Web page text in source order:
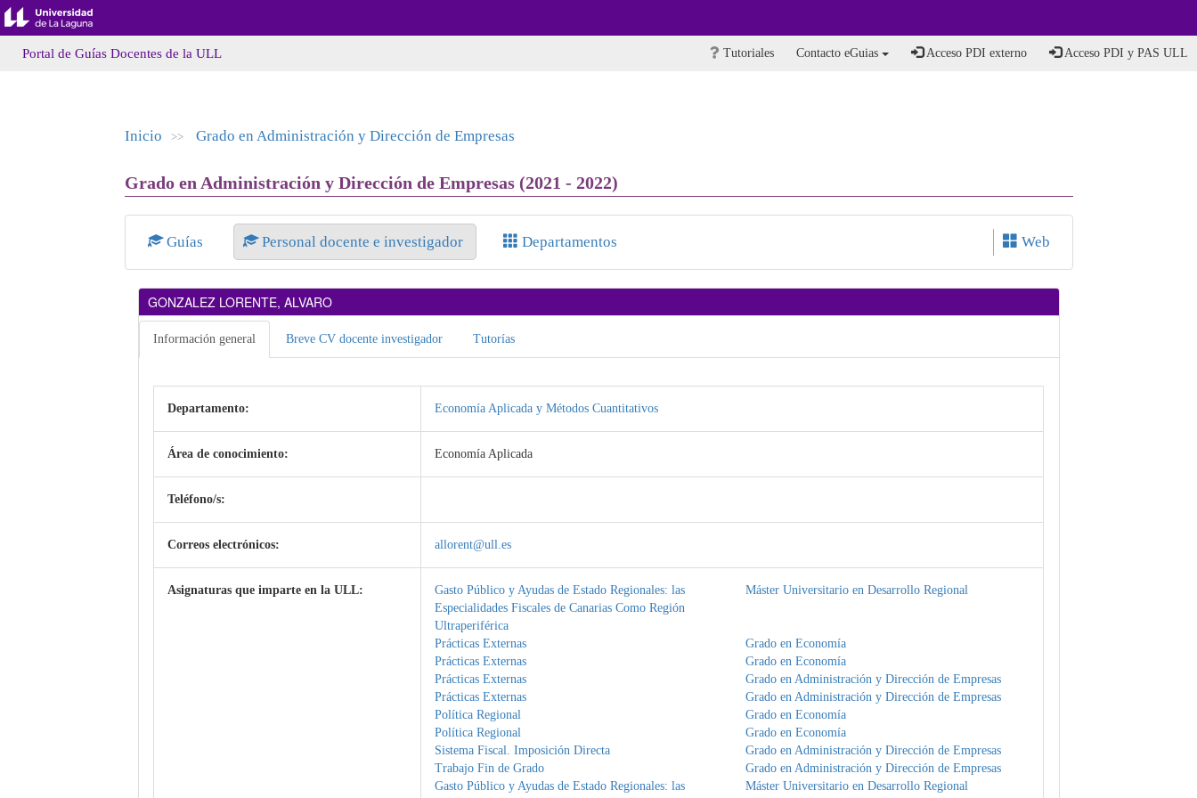
Portal de Guías Docentes de la ULL Tutoriales Contacto eGuias Acceso PDI externo Acceso PDI y PAS ULL
Inicio >> Grado en Administración y Dirección de Empresas
Grado en Administración y Dirección de Empresas (2021 - 2022)
Guías Personal docente e investigador Departamentos Web
GONZALEZ LORENTE, ALVARO
Información general Breve CV docente investigador Tutorías
Departamento: Economía Aplicada y Métodos Cuantitativos
Área de conocimiento: Economía Aplicada
Teléfono/s:
Correos electrónicos: allorent@ull.es
Asignaturas que imparte en la ULL:
Gasto Público y Ayudas de Estado Regionales: las
Especialidades Fiscales de Canarias Como Región
Ultraperiférica
Máster Universitario en Desarrollo Regional
Prácticas Externas
Grado en Economía
Prácticas Externas
Grado en Economía
Prácticas Externas
Grado en Administración y Dirección de Empresas
Prácticas Externas
Grado en Administración y Dirección de Empresas
Política Regional
Grado en Economía
Política Regional
Grado en Economía
Sistema Fiscal. Imposición Directa
Grado en Administración y Dirección de Empresas
Trabajo Fin de Grado
Grado en Administración y Dirección de Empresas
Gasto Público y Ayudas de Estado Regionales: las
Máster Universitario en Desarrollo Regional